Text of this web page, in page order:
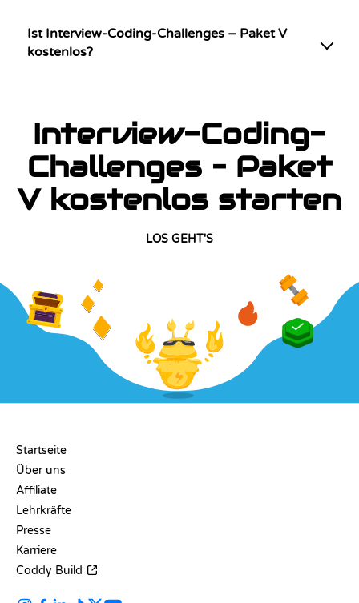
Ist Interview-Coding-Challenges – Paket V
kostenlos?
Interview-Coding-
Challenges – Paket
V kostenlos starten
LOS GEHT'S
Startseite
Über uns
Affiliate
Lehrkräfte
Presse
Karriere
Coddy Build